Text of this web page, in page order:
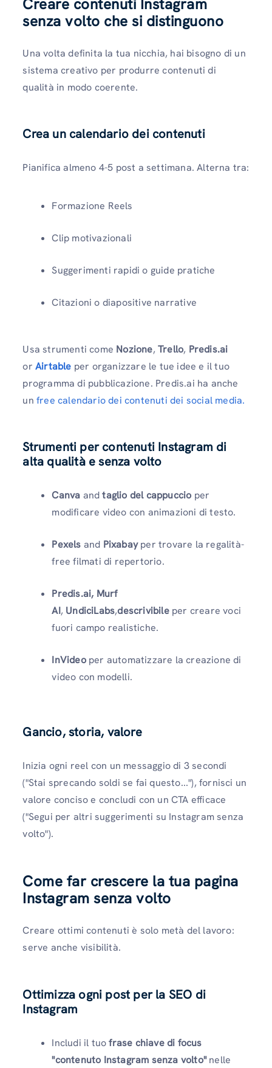
senza volto che si distinguono
Una volta definita la tua nicchia, hai bisogno di un
sistema creativo per produrre contenuti di
qualità in modo coerente.
Crea un calendario dei contenuti
Pianifica almeno 4-5 post a settimana. Alterna tra:
Formazione Reels
Clip motivazionali
Suggerimenti rapidi o guide pratiche
Citazioni o diapositive narrative
Usa strumenti come Nozione,Trello, Predis.ai
or Airtable per organizzare le tue idee e il tuo
programma di pubblicazione. Predis.ai ha anche
un free calendario dei contenuti dei social media.
Strumenti per contenuti Instagram di
alta qualità e senza volto
Canva andtaglio del cappuccio per
modificare video con animazioni di testo.
Pexels and Pixabayper trovare la regalità-
free filmati di repertorio.
Predis.ai, Murf
AI, UndiciLabs,descrivibileper creare voci
fuori campo realistiche.
InVideoper automatizzare la creazione di
video con modelli.
Gancio, storia, valore
Inizia ogni reel con un messaggio di 3 secondi
("Stai sprecando soldi se fai questo..."), fornisci un
valore conciso e concludi con un CTA efficace
("Segui per altri suggerimenti su Instagram senza
volto").
Come far crescere la tua pagina
Instagram senza volto
Creare ottimi contenuti è solo metà del lavoro:
serve anche visibilità.
Ottimizza ogni post per la SEO di
Instagram
Includi il tuofrase chiave di focus
"contenuto Instagram senza volto"nelle